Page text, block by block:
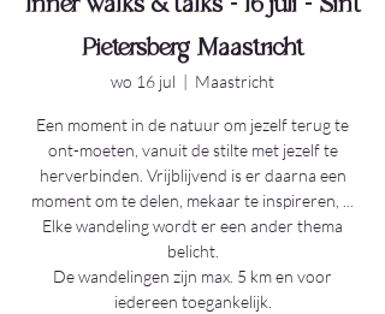
Pietersberg Maastricht
wo 16 jul
  |
Maastricht
Een moment in de natuur om jezelf terug te
ont-moeten, vanuit de stilte met jezelf te
herverbinden. Vrijblijvend is er daarna een
moment om te delen, mekaar te inspireren, ...
Elke wandeling wordt er een ander thema
belicht.
De wandelingen zijn max. 5 km en voor
iedereen toegankelijk.